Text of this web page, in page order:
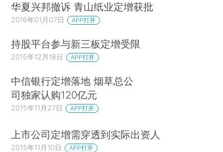
华夏兴邦撤诉 青山纸业定增获批
2016年01月07日 APP打开
持股平台参与新三板定增受限
2015年12月18日 APP打开
中信银行定增落地 烟草总公
司独家认购120亿元
2015年11月27日 APP打开
上市公司定增需穿透到实际出资人
2015年11月10日 APP打开